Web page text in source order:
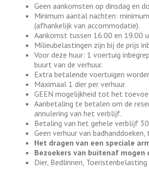
Geen aankomsten op dinsdag en
Minimum aantal nachten:
(afhankelijk van accommodatie).
Aankomst tussen 16.00 en 19.00
Milieubelastingen zijn bij de prijs
Voor deze huur: 1 voertuig
buurt van de verhuur.
Extra betalende voertuigen
Maximaal 1 dier per verhuur.
GEEN mogelijkheid tot het
Aanbetaling te betalen om de
annulering van het verblijf.
Betaling van het gehele verblijf
Geen verhuur van
Het dragen van een speciale
Bezoekers van buitenaf mogen
Dier, Bedlinnen,